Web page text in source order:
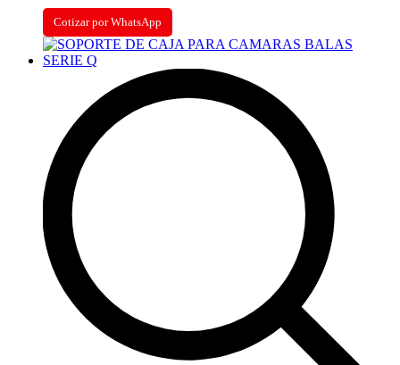
Cotizar por WhatsApp